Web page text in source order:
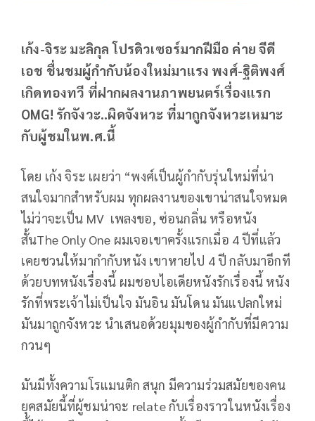
เก้ง-จิระ มะลิกุล โปรดิวเซอร์มากฝีมือ ค่าย จีดี
เอช ชื่นชมผู้กำกับน้องใหม่มาแรง พงศ์-ฐิติพงศ์
เกิดทองทวี ที่ฝากผลงานภาพยนตร์เรื่องแรก
OMG! รักจังวะ..ผิดจังหวะ ที่มาถูกจังหวะเหมาะ
กับผู้ชมในพ.ศ.นี้
โดย เก้ง จิระ เผยว่า “พงศ์เป็นผู้กำกับรุ่นใหม่ที่น่า
สนใจมากสำหรับผม ทุกผลงานของเขาน่าสนใจหมด
ไม่ว่าจะเป็น MV เพลงขอ, ซ่อนกลิ่น หรือหนัง
สั้นThe Only One ผมเจอเขาครั้งแรกเมื่อ 4 ปีที่แล้ว
เคยชวนให้มากำกับหนัง เขาหายไป 4 ปี กลับมาอีกที
ด้วยบทหนังเรื่องนี้ ผมชอบไอเดียหนังรักเรื่องนี้ หนัง
รักที่พระเจ้าไม่เป็นใจ มันอิน มันโดน มันแปลกใหม่
มันมาถูกจังหวะ นำเสนอด้วยมุมของผู้กำกับที่มีความ
กวนๆ
มันมีทั้งความโรแมนติก สนุก มีความร่วมสมัยของคน
ยุคสมัยนี้ที่ผู้ชมน่าจะ relate กับเรื่องราวในหนังเรื่อง